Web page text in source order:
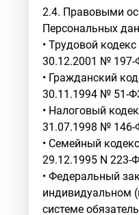
2.4. Правовыми
Персональных
• Трудовой
30.12.2001 № 197-
• Гражданский
30.11.1994 № 51-
• Налоговый
31.07.1998 № 146-
• Семейный
29.12.1995 N 223-
• Федеральный
индивидуальном
системе